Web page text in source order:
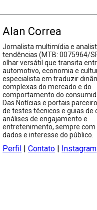
Alan Correa
Jornalista multimídia e
tendências (MTB: 0075964/
olhar versátil que transita
automotivo, economia e
especialista em traduzir
complexas do mercado e do
comportamento do
Das Notícias e portais
de testes técnicos e guias de
análises de engajamento e
entretenimento, sempre com
dados e interesse do público.
Perfil |Contato | Instagram